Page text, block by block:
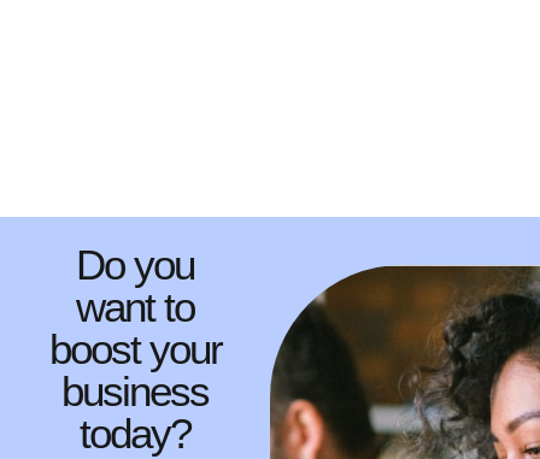
Do you
want to
boost your
business
today?